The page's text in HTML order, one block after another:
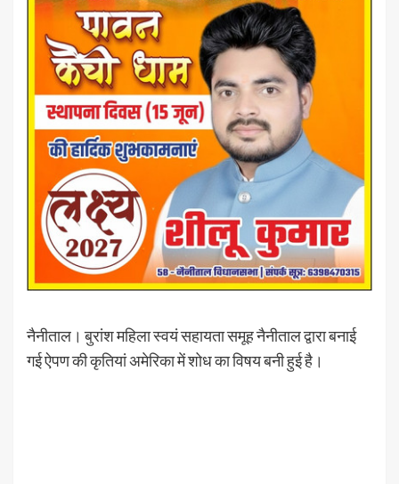
नैनीताल। बुरांश महिला स्वयं सहायता समूह नैनीताल द्वारा बनाई
गई ऐपण की कृतियां अमेरिका में शोध का विषय बनी हुई है।